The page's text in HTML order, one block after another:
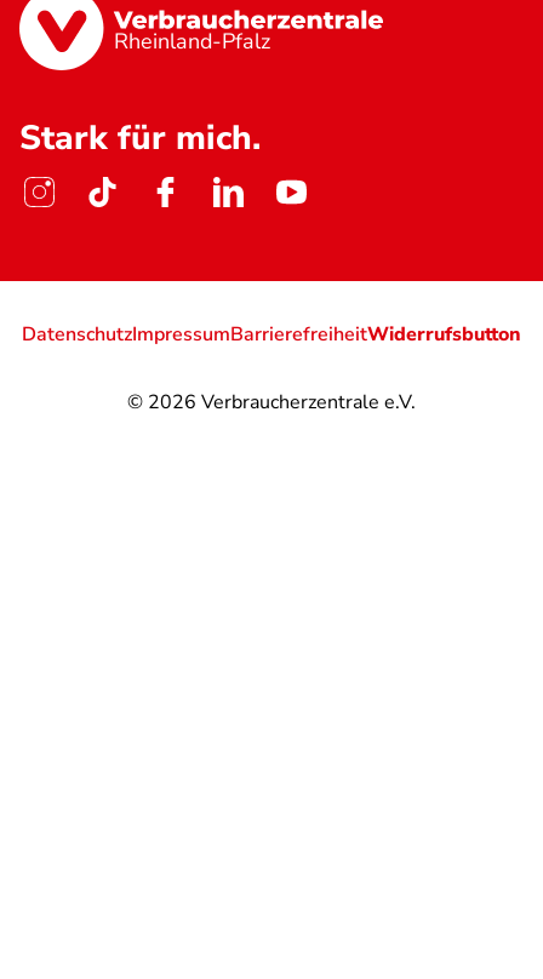
Rheinland-Pfalz
Stark für mich.
© 2026 Verbraucherzentrale e.V.
DatenschutzImpressumBarrierefreiheitWiderrufsbutton